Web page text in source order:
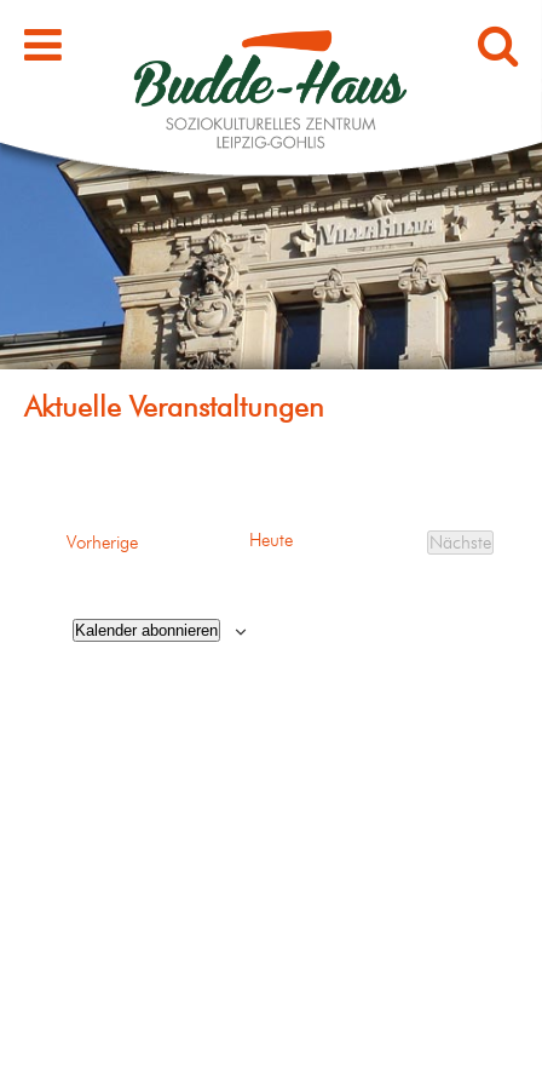
VorherigeVeranstaltungenHeute
Nächste
Kalender abonnieren